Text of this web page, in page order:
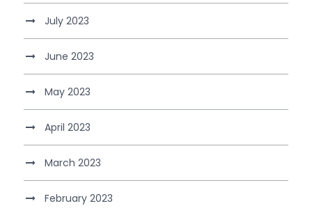
July 2023
June 2023
May 2023
April 2023
March 2023
February 2023